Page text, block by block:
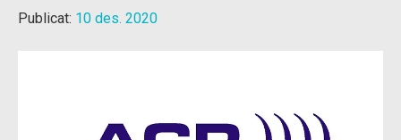
Publicat: 10 des. 2020